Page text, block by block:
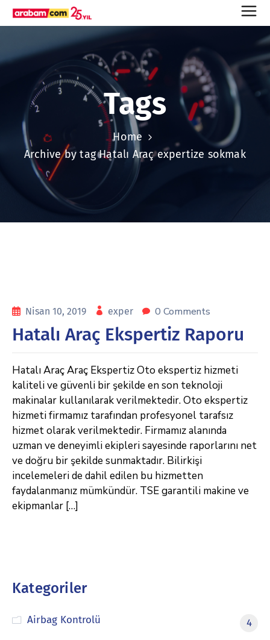
Tags
Home
Archive by tag Hatalı Araç expertize sokmak
Nisan 10, 2019 exper 0 Comments
Hatalı Araç Ekspertiz Raporu
Hatalı Araç Araç Ekspertiz Oto ekspertiz hizmeti
kaliteli ve güvenli bir şekilde en son teknoloji
makinalar kullanılarak verilmektedir. Oto ekspertiz
hizmeti firmamız tarafından profesyonel tarafsız
hizmet olarak verilmektedir. Firmamız alanında
uzman ve deneyimli ekipleri sayesinde raporlarını net
ve doğru bir şekilde sunmaktadır. Bilirkişi
incelemeleri de dahil edilen bu hizmetten
faydalanmanız mümkündür. TSE garantili makine ve
ekipmanlar […]
Kategoriler
Airbag Kontrolü
4